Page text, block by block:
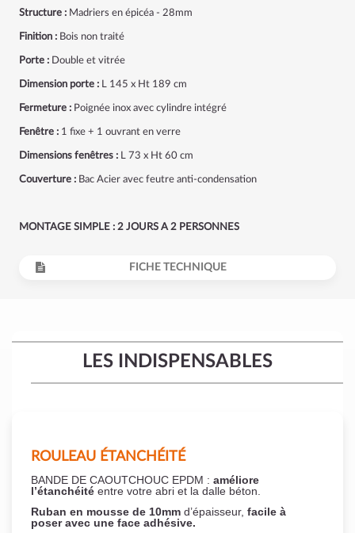
Structure : Madriers en épicéa - 28mm
Finition : Bois non traité
Porte : Double et vitrée
Dimension porte : L 145 x Ht 189 cm
Fermeture : Poignée inox avec cylindre intégré
Fenêtre : 1 fixe + 1 ouvrant en verre
Dimensions fenêtres : L 73 x Ht 60 cm
Couverture : Bac Acier avec feutre anti-condensation
MONTAGE SIMPLE : 2 JOURS A 2 PERSONNES
FICHE TECHNIQUE
LES INDISPENSABLES
ROULEAU ÉTANCHÉITÉ
BANDE DE CAOUTCHOUC EPDM : améliore
l’étanchéité entre votre abri et la dalle béton.
Ruban en mousse de 10mm d’épaisseur, facile à
poser avec une face adhésive.